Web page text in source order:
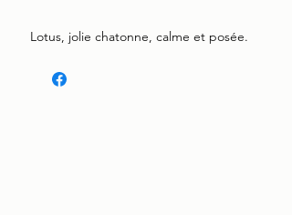
Lotus, jolie chatonne, calme et posée.